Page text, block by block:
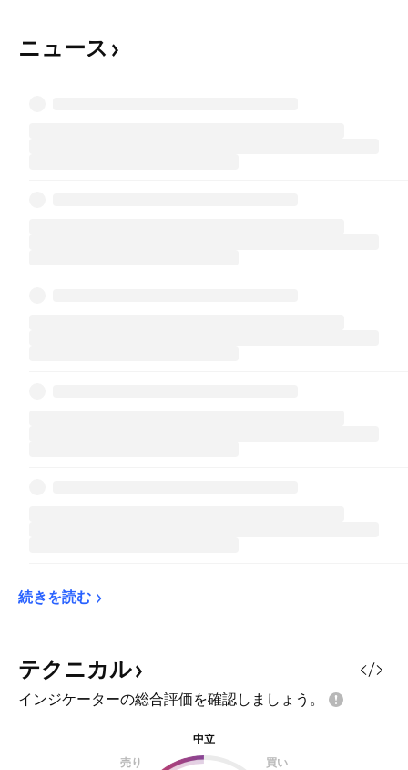
ニュース
続きを読む
テクニカル
インジケーターの総合評価を確認しましょう。
中立
売り
買い